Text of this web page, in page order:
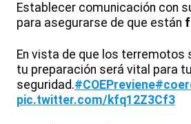
Establecer comunicación con
para asegurarse de que están
En vista de que los terremotos
tu preparación será vital para tu
seguridad.#COEPreviene
pic.twitter.com/kfq12Z3Cf3